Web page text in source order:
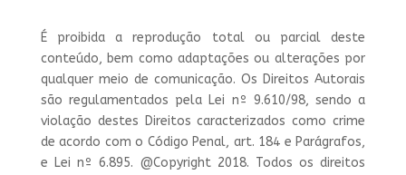
É proibida a reprodução total ou parcial deste
conteúdo, bem como adaptações ou alterações por
qualquer meio de comunicação. Os Direitos Autorais
são regulamentados pela Lei nº 9.610/98, sendo a
violação destes Direitos caracterizados como crime
de acordo com o Código Penal, art. 184 e Parágrafos,
e Lei nº 6.895. @Copyright 2018. Todos os direitos